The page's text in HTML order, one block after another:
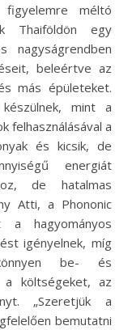
figyelemre méltó
Thaiföldön egy
nagyságrendben
beleértve az
más épületeket.
mint a
felhasználásával a
és kicsik, de
energiát
de hatalmas
Atti, a Phononic
a hagyományos
igényelnek, míg
be- és
a költségeket, az
„Szeretjük a
bemutatni